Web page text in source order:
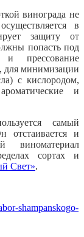
винограда не
в
защиту от
попасть под
и прессование
для минимизации
с кислородом,
и
самый
отстаивается и
виноматериал
сортах и
Свет».